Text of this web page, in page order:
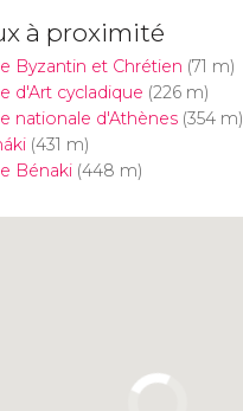
à proximité
Byzantin et Chrétien (71 m)
d'Art cycladique (226 m)
nationale d'Athènes(354 m)
(431 m)
Bénaki(448 m)